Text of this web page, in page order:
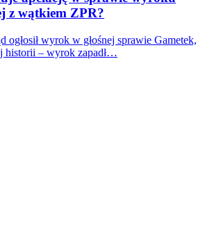
z wątkiem ZPR?
ogłosił wyrok w głośnej sprawie Gametek,
historii – wyrok zapadł…